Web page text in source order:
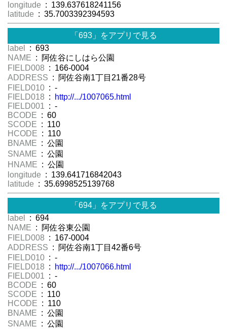
longitude : 139.637618241156
latitude : 35.7003392394593
「693」をアプリで見る
label
: 693
NAME : 阿佐谷にしはら公園
FIELD008 : 166-0004
ADDRESS : 阿佐谷南1丁目21番28号
FIELD010 : -
FIELD018 :
http://.../1007065.html
FIELD001 : -
BCODE : 60
SCODE : 110
HCODE : 110
BNAME : 公園
SNAME : 公園
HNAME : 公園
longitude : 139.641716842043
latitude : 35.6998525139768
「694」をアプリで見る
label
: 694
NAME : 阿佐谷東公園
FIELD008 : 167-0004
ADDRESS : 阿佐谷南1丁目42番6号
FIELD010 : -
FIELD018 :
http://.../1007066.html
FIELD001 : -
BCODE : 60
SCODE : 110
HCODE : 110
BNAME : 公園
SNAME : 公園